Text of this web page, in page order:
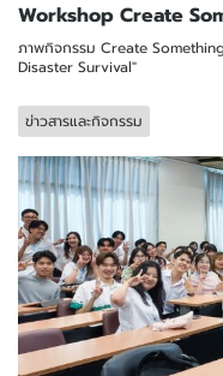
Workshop Create
ภาพกิจกรรม Create
Disaster Survival"
ข่าวสารและกิจกรรม